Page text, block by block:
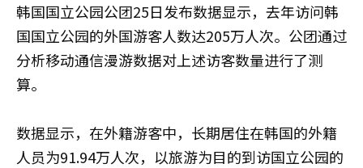
韩国国立公园公团25日发布数据显示，去年访问韩
国国立公园的外国游客人数达205万人次。公团通过
分析移动通信漫游数据对上述访客数量进行了测
算。
数据显示，在外籍游客中，长期居住在韩国的外籍
人员为91.94万人次，以旅游为目的到访国立公园的